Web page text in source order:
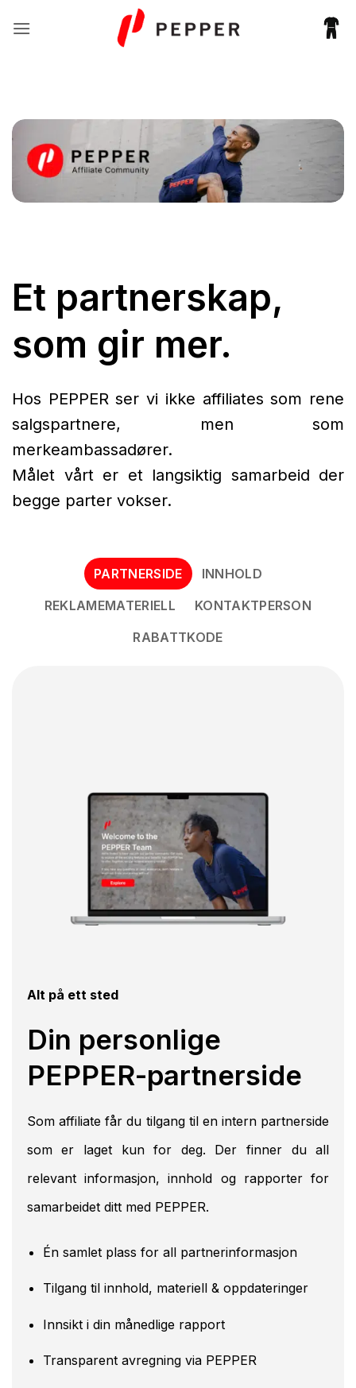
Et partnerskap,
som gir mer.
Hos PEPPER ser vi ikke affiliates som rene
salgspartnere, men som
merkeambassadører.
Målet vårt er et langsiktig samarbeid der
begge parter vokser.
PARTNERSIDE
INNHOLD
REKLAMEMATERIELL
KONTAKTPERSON
RABATTKODE
Alt på ett sted
Din personlige
PEPPER-partnerside
Som affiliate får du tilgang til en intern partnerside
som er laget kun for deg. Der finner du all
relevant informasjon, innhold og rapporter for
samarbeidet ditt med PEPPER.
Én samlet plass for all partnerinformasjon
Tilgang til innhold, materiell & oppdateringer
Innsikt i din månedlige rapport
Transparent avregning via PEPPER